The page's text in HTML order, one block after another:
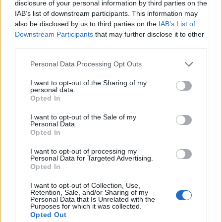
disclosure of your personal information by third parties on the
IAB’s list of downstream participants. This information may
also be disclosed by us to third parties on the IAB’s List of
Downstream Participants that may further disclose it to other
Personal Data Processing Opt Outs
I want to opt-out of the Sharing of my
personal data.
Opted In
I want to opt-out of the Sale of my
Personal Data.
Opted In
I want to opt-out of processing my
Personal Data for Targeted Advertising.
Opted In
I want to opt-out of Collection, Use,
Retention, Sale, and/or Sharing of my
Personal Data that Is Unrelated with the
Purposes for which it was collected.
Opted Out